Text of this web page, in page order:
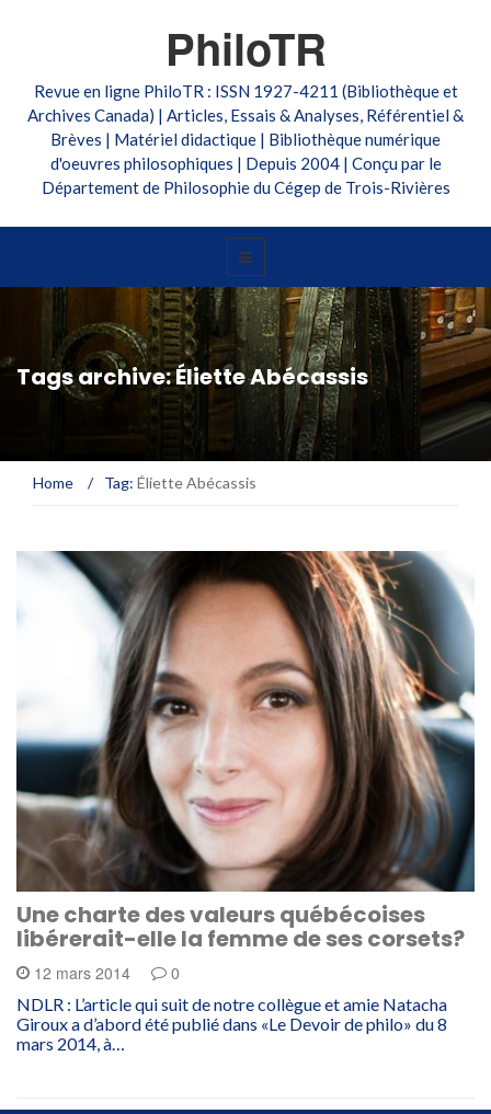
PhiloTR
Revue en ligne PhiloTR : ISSN 1927-4211 (Bibliothèque et
Archives Canada) | Articles, Essais & Analyses, Référentiel &
Brèves | Matériel didactique | Bibliothèque numérique
d'oeuvres philosophiques | Depuis 2004 | Conçu par le
Département de Philosophie du Cégep de Trois-Rivières
Tags archive: Éliette Abécassis
Home / Tag: Éliette Abécassis
Une charte des valeurs québécoises
libérerait-elle la femme de ses corsets?
12 mars 2014 0
NDLR : L’article qui suit de notre collègue et amie Natacha
Giroux a d’abord été publié dans «Le Devoir de philo» du 8
mars 2014, à…